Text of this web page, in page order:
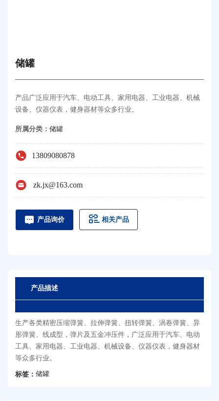
储罐
产品广泛应用于汽车、电动工具、家用电器、工业电器、机械
设备、仪器仪表，健身器材等众多行业。
所属分类： 储罐
13809080878
zk.jx@163.com
产品询价 相关产品
产品描述
生产各类精密压缩弹簧、拉伸弹簧、扭转弹簧、涡卷弹簧、异
形弹簧、线成型，弹片及五金冲压件，广泛应用于汽车、电动
工具、家用电器、工业电器、机械设备、仪器仪表，健身器材
等众多行业。
标签： 储罐